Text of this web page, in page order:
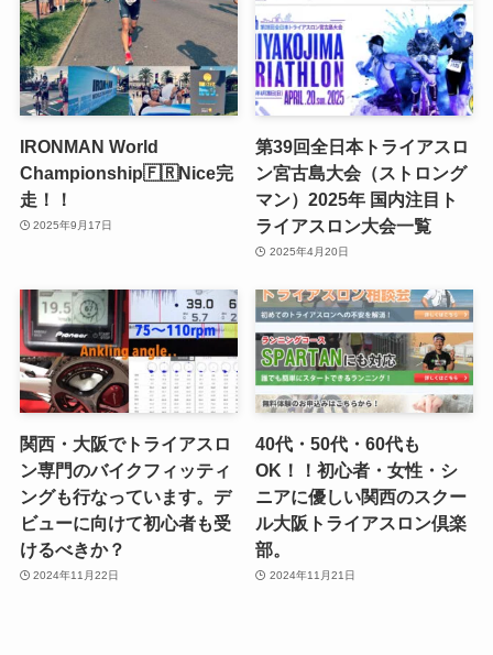
IRONMAN World
Championship🇫🇷Nice完
走！！
2025年9月17日
第39回全日本トライアスロ
ン宮古島大会（ストロング
マン）2025年 国内注目ト
ライアスロン大会一覧
2025年4月20日
関西・大阪でトライアスロ
ン専門のバイクフィッティ
ングも行なっています。デ
ビューに向けて初心者も受
けるべきか？
2024年11月22日
40代・50代・60代も
OK！！初心者・女性・シ
ニアに優しい関西のスクー
ル大阪トライアスロン倶楽
部。
2024年11月21日